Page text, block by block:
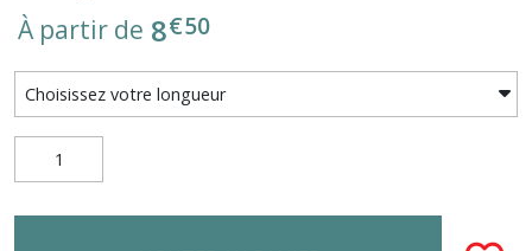
À partir de 8€50